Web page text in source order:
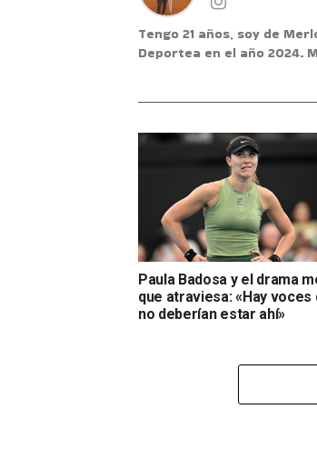
Tengo 21 años, soy de
Deportea en el año 2024.
Paula Badosa y el drama
que atraviesa: «Hay voces
no deberían estar ahí»